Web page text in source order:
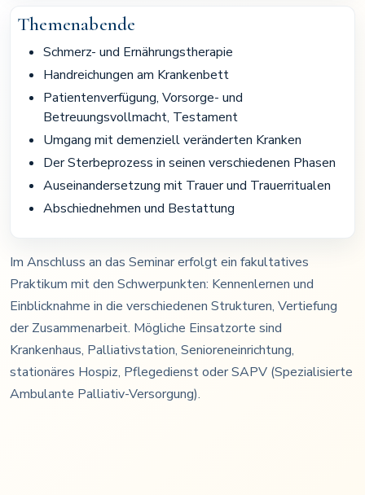
Themenabende
Schmerz- und Ernährungstherapie
Handreichungen am Krankenbett
Patientenverfügung, Vorsorge- und
Betreuungsvollmacht, Testament
Umgang mit demenziell veränderten Kranken
Der Sterbeprozess in seinen verschiedenen Phasen
Auseinandersetzung mit Trauer und Trauerritualen
Abschiednehmen und Bestattung
Im Anschluss an das Seminar erfolgt ein fakultatives
Praktikum mit den Schwerpunkten: Kennenlernen und
Einblicknahme in die verschiedenen Strukturen, Vertiefung
der Zusammenarbeit. Mögliche Einsatzorte sind
Krankenhaus, Palliativstation, Senioreneinrichtung,
stationäres Hospiz, Pflegedienst oder SAPV (Spezialisierte
Ambulante Palliativ-Versorgung).